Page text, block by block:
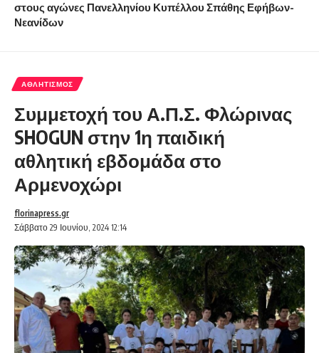
στους αγώνες Πανελληνίου Κυπέλλου Σπάθης Εφήβων-
Νεανίδων
ΑΘΛΗΤΙΣΜΌΣ
Συμμετοχή του Α.Π.Σ. Φλώρινας
SHOGUN στην 1η παιδική
αθλητική εβδομάδα στο
Αρμενοχώρι
Σάββατο 29 Ιουνίου, 2024 12:14
florinapress.gr